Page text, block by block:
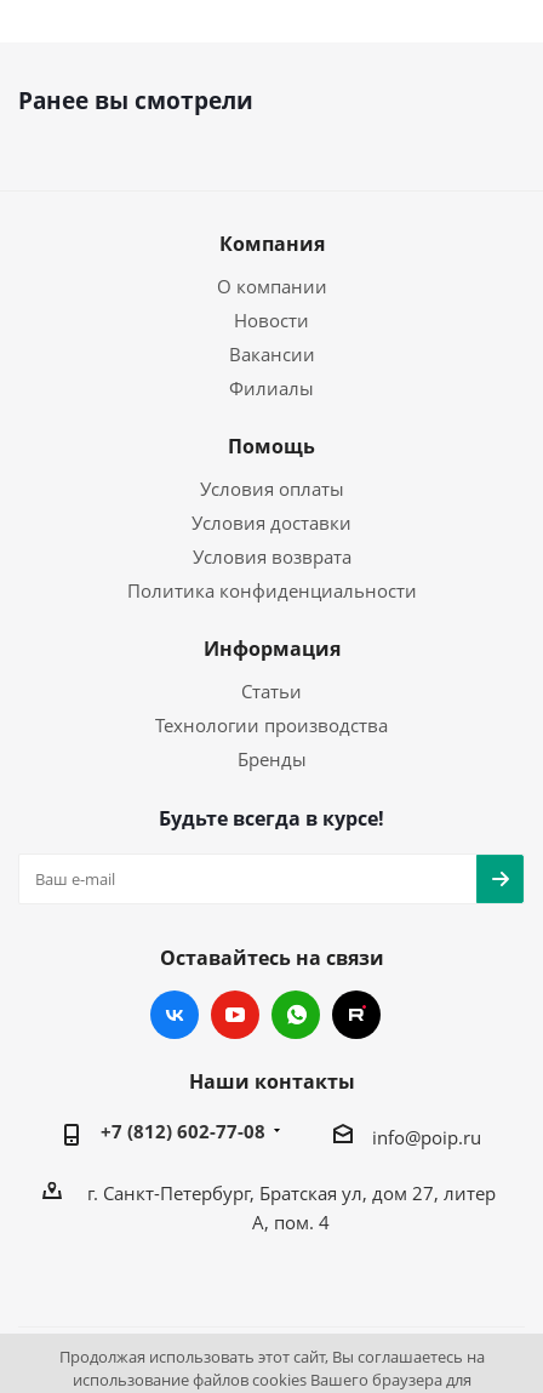
Ранее вы смотрели
Компания
О компании
Новости
Вакансии
Филиалы
Помощь
Условия оплаты
Условия доставки
Условия возврата
Политика конфиденциальности
Информация
Статьи
Технологии производства
Бренды
Будьте всегда в курсе!
Оставайтесь на связи
Наши контакты
+7 (812) 602-77-08 info@poip.ru
г. Санкт-Петербург, Братская ул, дом 27, литер
А, пом. 4
2009 - 2026 © Промышленное оборудование Интернет
Продолжая использовать этот сайт, Вы соглашаетесь на
использование файлов cookies Вашего браузера для